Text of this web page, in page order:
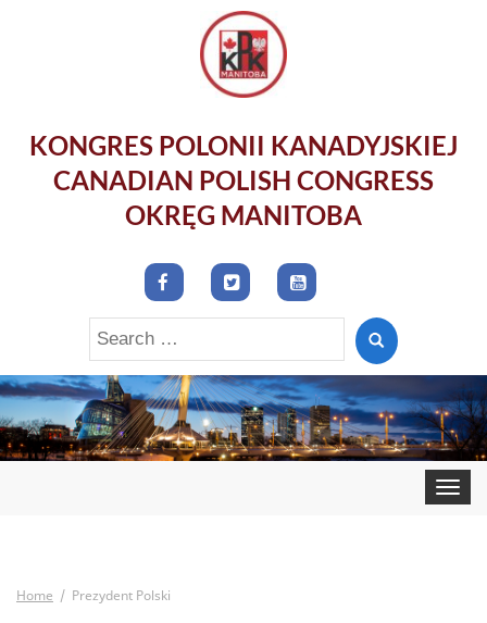
KONGRES POLONII KANADYJSKIEJ
CANADIAN POLISH CONGRESS
OKRĘG MANITOBA
Search
for:
Toggle
Home Prezydent Polski